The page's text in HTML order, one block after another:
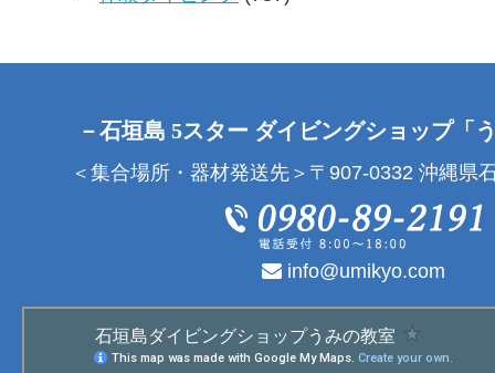
－石垣島 5スター ダイビングショップ「
＜集合場所・器材発送先＞〒907-0332 沖縄県
info@umikyo.com